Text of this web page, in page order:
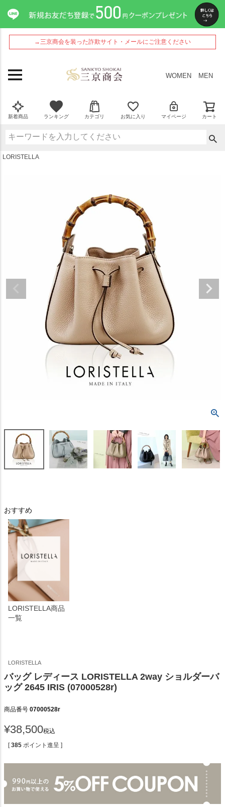
→三京商会を装った詐欺サイト・メールにご注意ください
WOMEN MEN
新着商品 ランキング カテゴリ お気に入り マイページ カート
LORISTELLA
おすすめ
LORISTELLA商品
一覧
LORISTELLA
バッグ レディース LORISTELLA 2way ショルダーバ
ッグ 2645 IRIS (07000528r)
商品番号 07000528r
¥38,500税込
[ 385 ポイント進呈 ]
ペー
ジト
ップ
へ